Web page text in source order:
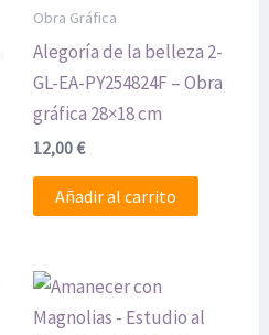
Obra Gráfica
Alegoría de la belleza 2-
GL-EA-PY254824F – Obra
gráfica 28×18 cm
12,00€
Añadir al carrito